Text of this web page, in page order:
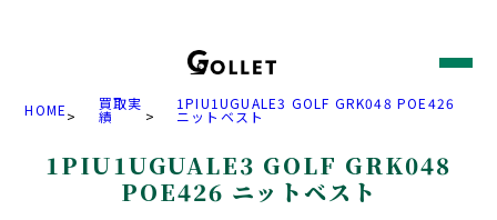
HOME>
買取実
績 >
1PIU1UGUALE3 GOLF GRK048 POE426
ニットベスト
1PIU1UGUALE3 GOLF GRK048
POE426 ニットベスト